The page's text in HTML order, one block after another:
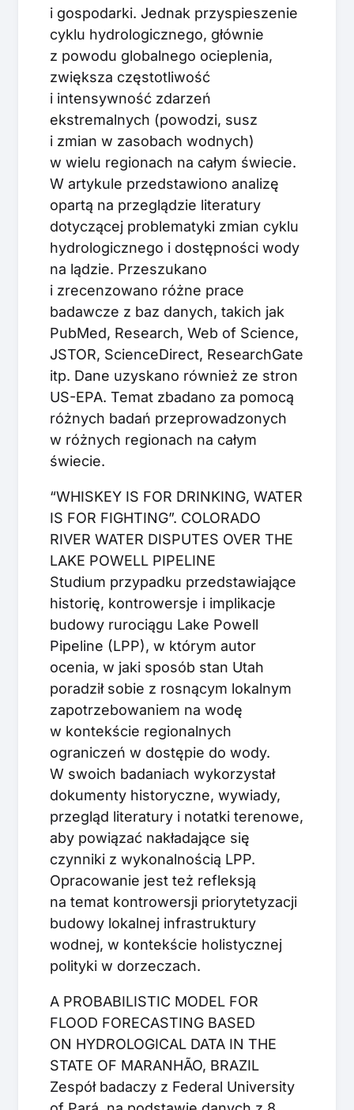
i gospodarki. Jednak przyspieszenie
cyklu hydrologicznego, głównie
z powodu globalnego ocieplenia,
zwiększa częstotliwość
i intensywność zdarzeń
ekstremalnych (powodzi, susz
i zmian w zasobach wodnych)
w wielu regionach na całym świecie.
W artykule przedstawiono analizę
opartą na przeglądzie literatury
dotyczącej problematyki zmian cyklu
hydrologicznego i dostępności wody
na lądzie. Przeszukano
i zrecenzowano różne prace
badawcze z baz danych, takich jak
PubMed, Research, Web of Science,
JSTOR, ScienceDirect, ResearchGate
itp. Dane uzyskano również ze stron
US-EPA. Temat zbadano za pomocą
różnych badań przeprowadzonych
w różnych regionach na całym
świecie.
“WHISKEY IS FOR DRINKING, WATER
IS FOR FIGHTING”. COLORADO
RIVER WATER DISPUTES OVER THE
LAKE POWELL PIPELINE
Studium przypadku przedstawiające
historię, kontrowersje i implikacje
budowy rurociągu Lake Powell
Pipeline (LPP), w którym autor
ocenia, w jaki sposób stan Utah
poradził sobie z rosnącym lokalnym
zapotrzebowaniem na wodę
w kontekście regionalnych
ograniczeń w dostępie do wody.
W swoich badaniach wykorzystał
dokumenty historyczne, wywiady,
przegląd literatury i notatki terenowe,
aby powiązać nakładające się
czynniki z wykonalnością LPP.
Opracowanie jest też refleksją
na temat kontrowersji priorytetyzacji
budowy lokalnej infrastruktury
wodnej, w kontekście holistycznej
polityki w dorzeczach.
A PROBABILISTIC MODEL FOR
FLOOD FORECASTING BASED
ON HYDROLOGICAL DATA IN THE
STATE OF MARANHÃO, BRAZIL
Zespół badaczy z Federal University